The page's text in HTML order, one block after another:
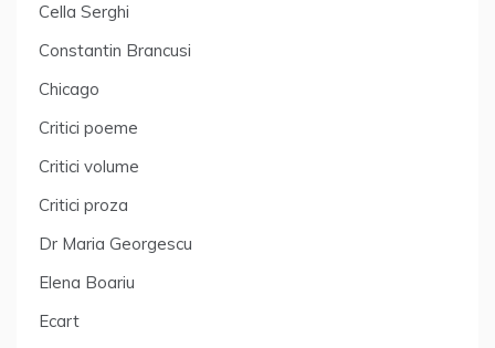
Cella Serghi
Constantin Brancusi
Chicago
Critici poeme
Critici volume
Critici proza
Dr Maria Georgescu
Elena Boariu
Ecart